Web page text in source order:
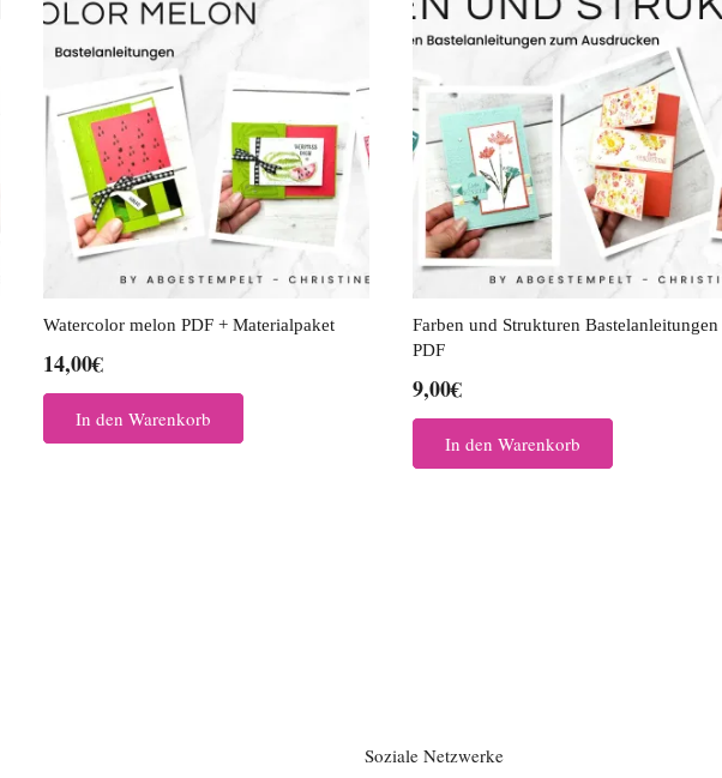
Watercolor melon PDF + Materialpaket
14,00€
In den Warenkorb
Farben und Strukturen Bastelanleitungen
PDF
9,00€
In den Warenkorb
Soziale Netzwerke